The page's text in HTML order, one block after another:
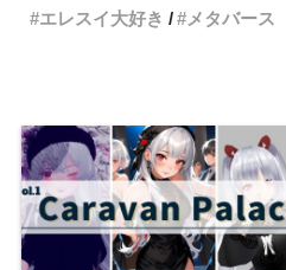
エレスイ大好き
メタバース